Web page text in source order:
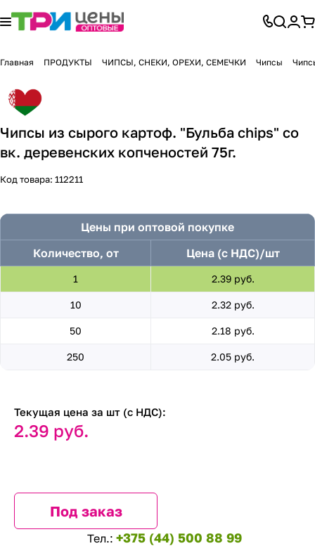
Главная ПРОДУКТЫ ЧИПСЫ, СНЕКИ, ОРЕХИ, СЕМЕЧКИ Чипсы
Чипсы из сырого картоф. "Бульба chips" со
вк. деревенских копченостей 75г.
Код товара: 112211
Цены при оптовой покупке
Количество, от
Цена (с НДС)/шт
1 2.39 руб.
10 2.32 руб.
50 2.18 руб.
250 2.05 руб.
Текущая цена за шт (с НДС):
2.39 руб.
Под заказ
Тел.: +375 (44) 500 88 99